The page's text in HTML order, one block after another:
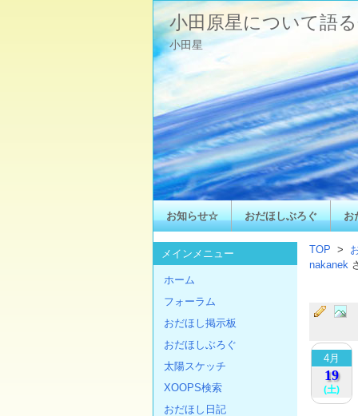
小田原星について語
小田星
お知らせ☆ おだほしぶろぐ お
TOP >
nakanek
4月
19
(土)
メインメニュー
ホーム
フォーラム
おだほし掲示板
おだほしぶろぐ
太陽スケッチ
XOOPS検索
おだほし日記